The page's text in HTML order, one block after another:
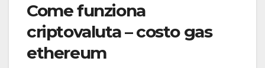
Come funziona
criptovaluta – costo gas
ethereum